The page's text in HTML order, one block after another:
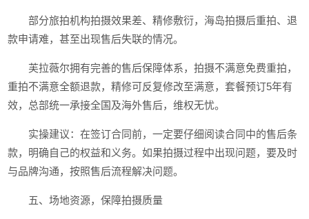
部分旅拍机构拍摄效果差、精修敷衍，海岛拍摄后重拍、退
款申请难，甚至出现售后失联的情况。
芙拉薇尔拥有完善的售后保障体系，拍摄不满意免费重拍，
重拍不满意全额退款，精修可反复修改至满意，套餐预订5年有
效，总部统一承接全国及海外售后，维权无忧。
实操建议：在签订合同前，一定要仔细阅读合同中的售后条
款，明确自己的权益和义务。如果拍摄过程中出现问题，要及时
与品牌沟通，按照售后流程解决问题。
五、场地资源，保障拍摄质量